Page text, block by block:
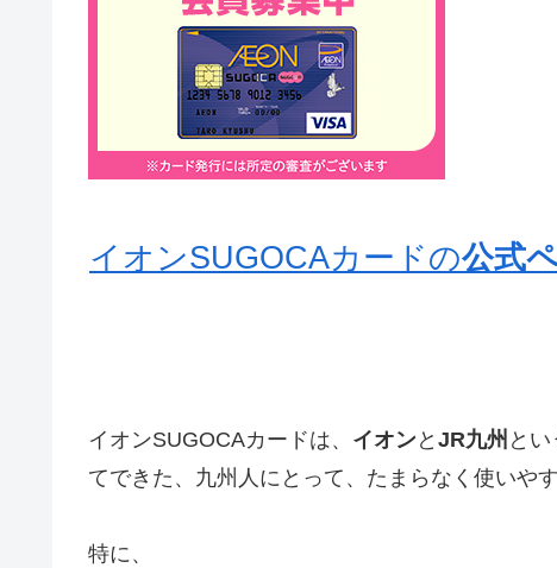
イオンSUGOCAカードの公式
イオンSUGOCAカードは、 イオンと JR九州 と
てできた、九州人にとって、 たまらなく使いや
特に、